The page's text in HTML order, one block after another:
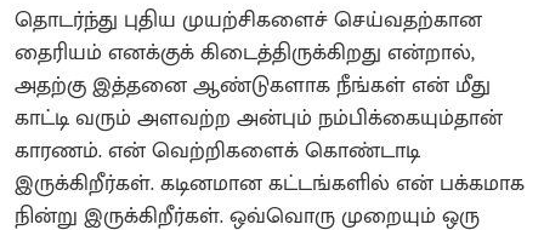
தொடர்ந்து புதிய முயற்சிகளைச் செய்வதற்கான
தைரியம் எனக்குக் கிடைத்திருக்கிறது என்றால்,
அதற்கு இத்தனை ஆண்டுகளாக நீங்கள் என் மீது
காட்டி வரும் அளவற்ற அன்பும் நம்பிக்கையும்தான்
காரணம். என் வெற்றிகளைக் கொண்டாடி
இருக்கிறீர்கள். கடினமான கட்டங்களில் என் பக்கமாக
நின்று இருக்கிறீர்கள். ஒவ்வொரு முறையும் ஒரு